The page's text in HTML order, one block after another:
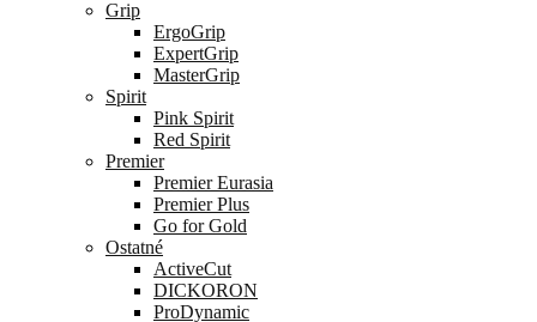
Grip
ErgoGrip
ExpertGrip
MasterGrip
Spirit
Pink Spirit
Red Spirit
Premier
Premier Eurasia
Premier Plus
Go for Gold
Ostatné
ActiveCut
DICKORON
ProDynamic